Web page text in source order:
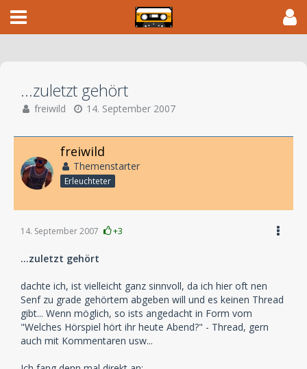
...zuletzt gehört
freiwild 14. September 2007
freiwild
Themenstarter
Erleuchteter
14. September 2007 +3
...zuletzt gehört
dachte ich, ist vielleicht ganz sinnvoll, da ich hier oft nen
Senf zu grade gehörtem abgeben will und es keinen Thread
gibt... Wenn möglich, so ists angedacht in Form vom
"Welches Hörspiel hört ihr heute Abend?" - Thread, gern
auch mit Kommentaren usw...